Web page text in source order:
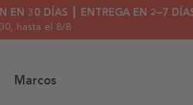
EN 30 DÍAS ┃ ENTREGA EN 2–7
, hasta el 8/8
Marcos